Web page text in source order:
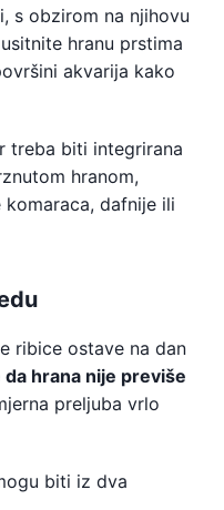
s obzirom na njihovu
hranu prstima
akvarija kako
treba biti integrirana
hranom,
dafnije ili
ribice ostave na dan
da hrana nije previše
preljuba vrlo
biti iz dva